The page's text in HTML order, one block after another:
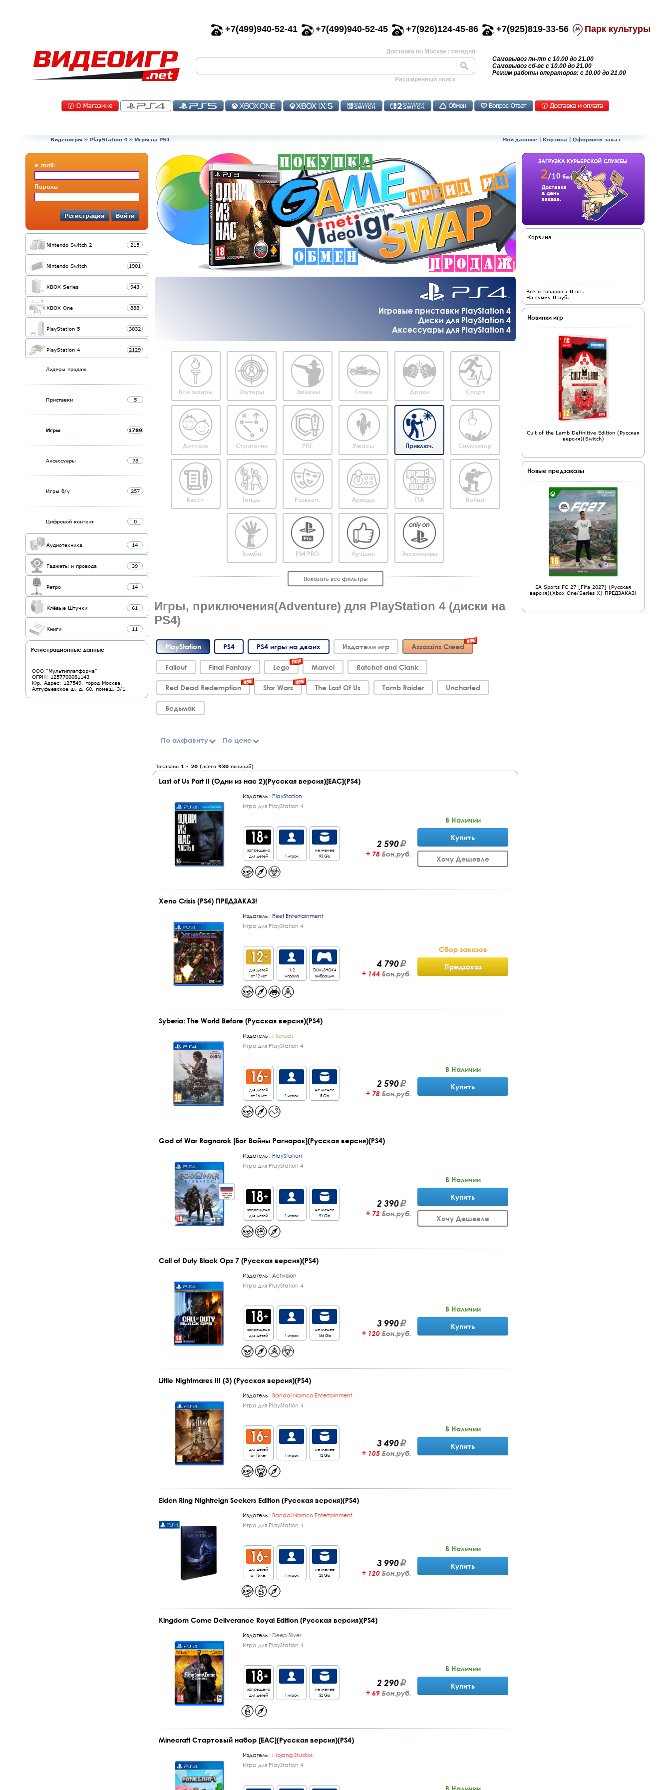
+7(499)940-52-41 +7(499)940-52-45 +7(926)124-45-86 +7(925)819-33-56 Парк культуры
Доставка по Москве : сегодня
Расширенный поиск
Самовывоз пн-пт с 10.00 до 21.00
Самовывоз сб-вс с 10.00 до 21.00
Режим работы операторов: с 10.00 до 21.00
Видеоигры » PlayStation 4 » Игры на PS4 Мои данные | Корзина | Оформить заказ
e-mail:
Пароль:
Регистрация Войти
Nintendo Switch 2 215
Nintendo Switch 1901
XBOX Series 943
XBOX One 888
PlayStation 5 3032
PlayStation 4 2129
Лидеры продаж
Приставки 5
Игры 1789
Аксессуары 78
Игры б/у 257
Цифровой контент 0
Аудиотехника 14
Гаджеты и провода 39
Ретро 14
Клёвые Штучки 61
Книги 11
Регистрационные данные
ООО "Мультиплатформа"
ОГРН: 1257700081143
Юр. Адрес: 127549, город Москва,
Алтуфьевское ш, д. 60, помещ. 3/1
Игровые приставки PlayStation 4
Диски для PlayStation 4
Аксессуары для PlayStation 4
Все жанры Шутеры Экшены Гонки Драки Спорт
Детские Стратегии РПГ Ужасы Приключ. Симулятор
Квест Танцы Развлеч. Аркада ГТА Война
Зомби PS4 PRO Лучшие Эксклюзивы
Показать все фильтры
Игры, приключения(Adventure) для PlayStation 4 (диски на
PS4)
PlayStation PS4 PS4 игры на двоих Издатели игр Assassins Creed
Fallout Final Fantasy Lego Marvel Ratchet and Clank
Red Dead Redemption Star Wars The Last Of Us Tomb Raider Uncharted
Ведьмак
По алфавиту По цене
Показано 1 - 20 (всего 930 позиций)
Last of Us Part II (Одни из нас 2)(Русская версия)[EAC](PS4)
Издатель : PlayStation
Игра для PlayStation 4
запрещено
для детей
1 игрок
не менее
95 Gb
2 590
+ 78 Бон.руб.
В Наличии
Купить
Хочу Дешевле
Xeno Crisis (PS4) ПРЕДЗАКАЗ!
Издатель : Reef Entertainment
Игра для PlayStation 4
для детей
от 12 лет
1-2
игрока
DUALSHOK4
вибрация
4 790
+ 144 Бон.руб.
Сбор заказов
Предзаказ
Syberia: The World Before (Русская версия)(PS4)
Издатель :Microids
Игра для PlayStation 4
для детей
от 16 лет
1 игрок
не менее
5 Gb
2 590
+ 78 Бон.руб.
В Наличии
Купить
God of War Ragnarok [Бог Войны Рагнарок](Русская версия)(PS4)
Издатель : PlayStation
Игра для PlayStation 4
запрещено
для детей
1 игрок
не менее
91 Gb
2 390
+ 72 Бон.руб.
В Наличии
Купить
Хочу Дешевле
Call of Duty Black Ops 7 (Русская версия)(PS4)
Издатель :Activision
Игра для PlayStation 4
запрещено
для детей
1 игрок
не менее
166 Gb
3 990
+ 120 Бон.руб.
В Наличии
Купить
Little Nightmares III (3) (Русская версия)(PS4)
Издатель : Bandai Namco Entertainment
Игра для PlayStation 4
для детей
от 16 лет
1 игрок
не менее
12 Gb
3 490
+ 105 Бон.руб.
В Наличии
Купить
Elden Ring Nightreign Seekers Edition (Русская версия)(PS4)
Издатель : Bandai Namco Entertainment
Игра для PlayStation 4
для детей
от 16 лет
1 игрок
не менее
20 Gb
3 990
+ 120 Бон.руб.
В Наличии
Купить
Kingdom Come Deliverance Royal Edition (Русская версия)(PS4)
Издатель : Deep Silver
Игра для PlayStation 4
запрещено
для детей
1 игрок
не менее
32 Gb
2 290
+ 69 Бон.руб.
В Наличии
Купить
Minecraft Стартовый набор [EAC](Русская версия)(PS4)
Издатель :Mojang Studios
Игра для PlayStation 4
В Наличии
Корзина
Всего товаров : 0 шт.
На сумму 0 руб.
Новинки игр
Cult of the Lamb Definitive Edition (Русская
версия)(Switch)
Новые предзаказы
EA Sports FC 27 [Fifa 2027] (Русская
версия)(Xbox One/Series X) ПРЕДЗАКАЗ!